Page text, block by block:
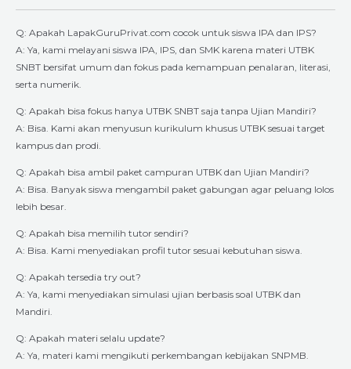
Q: Apakah LapakGuruPrivat.com cocok untuk siswa IPA dan IPS?
A: Ya, kami melayani siswa IPA, IPS, dan SMK karena materi UTBK
SNBT bersifat umum dan fokus pada kemampuan penalaran, literasi,
serta numerik.
Q: Apakah bisa fokus hanya UTBK SNBT saja tanpa Ujian Mandiri?
A: Bisa. Kami akan menyusun kurikulum khusus UTBK sesuai target
kampus dan prodi.
Q: Apakah bisa ambil paket campuran UTBK dan Ujian Mandiri?
A: Bisa. Banyak siswa mengambil paket gabungan agar peluang lolos
lebih besar.
Q: Apakah bisa memilih tutor sendiri?
A: Bisa. Kami menyediakan profil tutor sesuai kebutuhan siswa.
Q: Apakah tersedia try out?
A: Ya, kami menyediakan simulasi ujian berbasis soal UTBK dan
Mandiri.
Q: Apakah materi selalu update?
A: Ya, materi kami mengikuti perkembangan kebijakan SNPMB.